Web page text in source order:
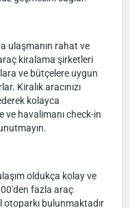
ulaşmanın rahat ve
kiralama şirketleri
ve bütçelere uygun
Kiralık aracınızı
kolayca
ve havalimanı check-in
oldukça kolay ve
fazla araç
otoparkı bulunmaktadır